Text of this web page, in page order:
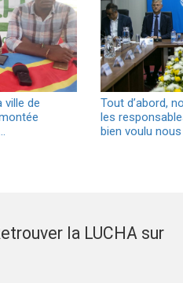
ville de
Tout d’abord,
les
bien voulu
la LUCHA sur